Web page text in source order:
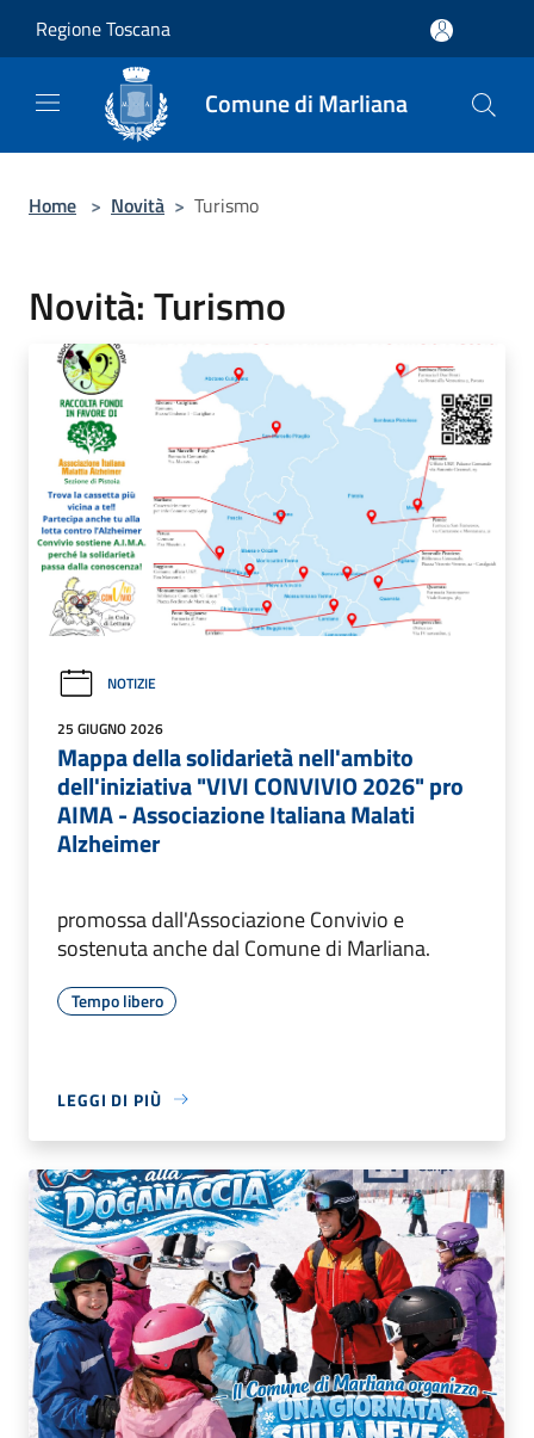
Regione Toscana
Comune di Marliana
Home > Novità > Turismo
Novità: Turismo
NOTIZIE
25 GIUGNO 2026
Mappa della solidarietà nell'ambito
dell'iniziativa "VIVI CONVIVIO 2026" pro
AIMA - Associazione Italiana Malati
Alzheimer
promossa dall'Associazione Convivio e
sostenuta anche dal Comune di Marliana.
Tempo libero
LEGGI DI PIÙ